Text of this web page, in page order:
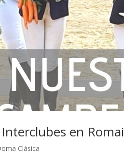
en Romai
Clásica